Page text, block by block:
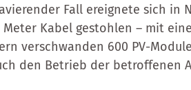
Fall ereignete sich in
Kabel gestohlen – mit
verschwanden 600 PV-
den Betrieb der betroffenen